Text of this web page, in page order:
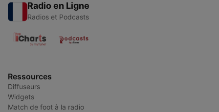
Radio en Ligne
Radios et Podcasts
Ressources
Diffuseurs
Widgets
Match de foot à la radio